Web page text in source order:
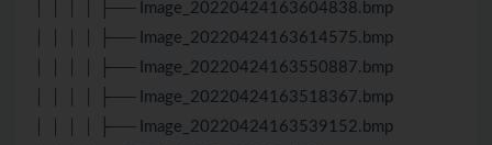
│ │ │ │ ├── Image_20220424163604838.bmp
│ │ │ │ ├── Image_20220424163614575.bmp
│ │ │ │ ├── Image_20220424163550887.bmp
│ │ │ │ ├── Image_20220424163518367.bmp
│ │ │ │ ├── Image_20220424163539152.bmp